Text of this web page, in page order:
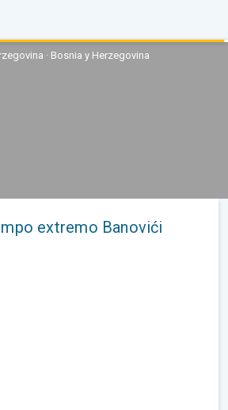
· Bosnia y Herzegovina
extremo Banovići